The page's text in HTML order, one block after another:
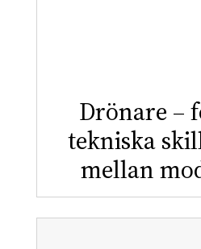
Drönare –
tekniska
mellan